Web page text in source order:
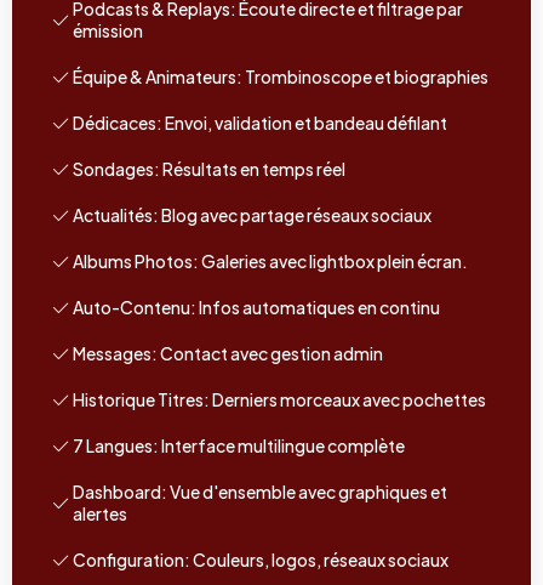
Podcasts & Replays: Écoute directe et filtrage par
émission
Équipe & Animateurs: Trombinoscope et biographies
Dédicaces: Envoi, validation et bandeau défilant
Sondages: Résultats en temps réel
Actualités: Blog avec partage réseaux sociaux
Albums Photos: Galeries avec lightbox plein écran.
Auto-Contenu: Infos automatiques en continu
Messages: Contact avec gestion admin
Historique Titres: Derniers morceaux avec pochettes
7 Langues: Interface multilingue complète
Dashboard: Vue d'ensemble avec graphiques et
alertes
Configuration: Couleurs, logos, réseaux sociaux